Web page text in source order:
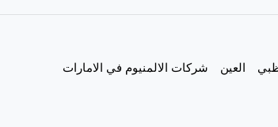
العين
شركات الالمنيوم في الامارات